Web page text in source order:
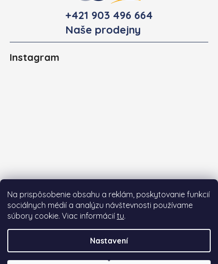
Na prispôsobenie obsahu a reklám, poskytovanie funkcií
sociálnych médií a analýzu návštevnosti používame
súbory cookie. Viac informácií tu.
Nastavení
+421 903 496 664
Naše prodejny
Instagram
Vytvořil Shoptet Premium a Adatelier